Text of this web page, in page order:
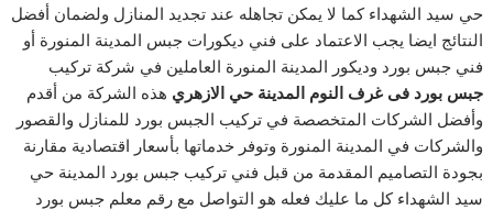
حي سيد الشهداء كما لا يمكن تجاهله عند تجديد المنازل ولضمان أفضل
النتائج ايضا يجب الاعتماد على فني ديكورات جبس المدينة المنورة أو
فني جبس بورد وديكور المدينة المنورة العاملين في شركة تركيب
جبس بورد فى غرف النوم المدينة حي الازهري هذه الشركة من أقدم
وأفضل الشركات المتخصصة في تركيب الجبس بورد للمنازل والقصور
والشركات في المدينة المنورة وتوفر خدماتها بأسعار اقتصادية مقارنة
بجودة التصاميم المقدمة من قبل فني تركيب جبس بورد المدينة حي
سيد الشهداء كل ما عليك فعله هو التواصل مع رقم معلم جبس بورد